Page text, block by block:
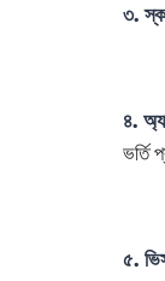
৩.
৪.
ভর্তি
৫.